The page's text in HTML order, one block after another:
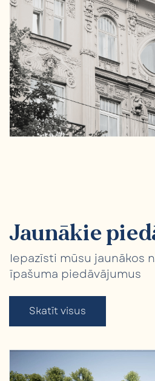
Jaunākie
Iepazīsti mūsu jaunākos
īpašuma piedāvājumus
Skatīt visus